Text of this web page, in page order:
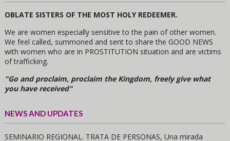
OBLATE SISTERS OF THE MOST HOLY REDEEMER.
We are women especially sensitive to the pain of other women.
We feel called, summoned and sent to share the GOOD NEWS
with women who are in PROSTITUTION situation and are victims
of trafficking.
"Go and proclaim, proclaim the Kingdom, freely give what
you have received"
NEWS AND UPDATES
SEMINARIO REGIONAL. TRATA DE PERSONAS, Una mirada